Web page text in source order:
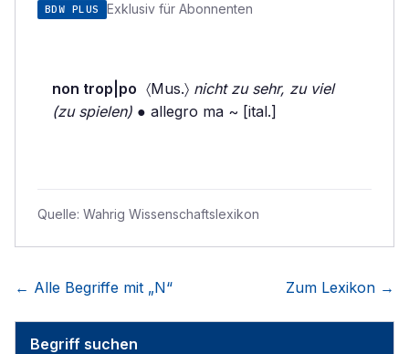
BDW PLUS Exklusiv für Abonnenten
non trop|po 〈Mus.〉 nicht zu sehr, zu viel
(zu spielen) ● allegro ma ~ [ital.]
Quelle: Wahrig Wissenschaftslexikon
← Alle Begriffe mit „N“ Zum Lexikon →
Begriff suchen